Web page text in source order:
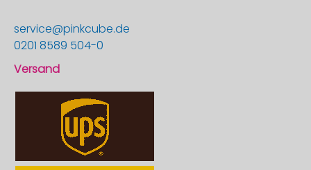
service@pinkcube.de
0201 8589 504-0
Versand